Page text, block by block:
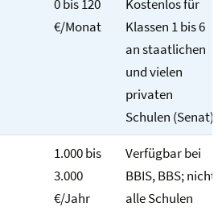
0 bis 120
€/Monat
Kostenlos für
Klassen 1 bis 6
an staatlichen
und vielen
privaten
Schulen (Senat)
1.000 bis
3.000
€/Jahr
Verfügbar bei
BBIS, BBS; nicht
alle Schulen